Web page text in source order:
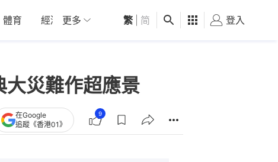
體育 經濟 01深圳 觀點 健康 好食玩飛
更多 繁 简 登入
災難作超應景
在Google
追蹤《香港01》
9